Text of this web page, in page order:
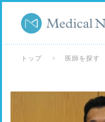
トップ 医師を探す